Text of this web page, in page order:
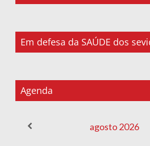
Em defesa da SAÚDE dos
Agenda
agosto2026